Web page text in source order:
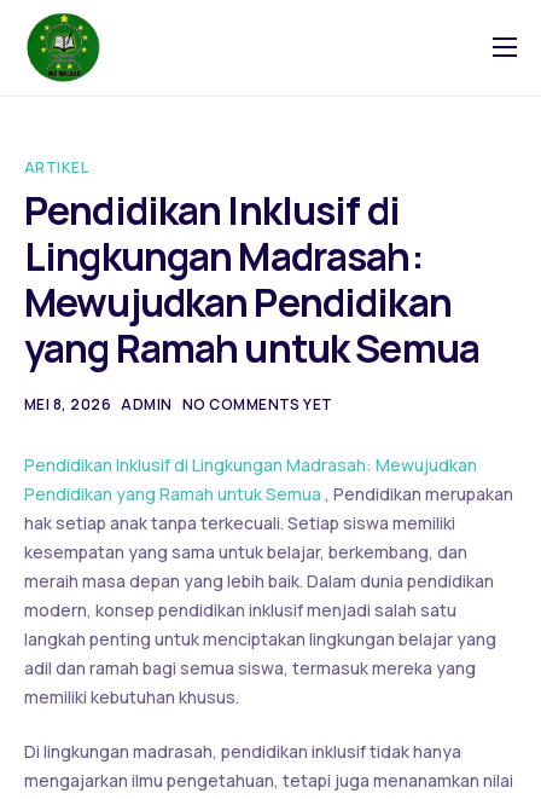
Tentang
Kontak
ARTIKEL
Pendidikan Inklusif di
Lingkungan Madrasah:
Mewujudkan Pendidikan
yang Ramah untuk Semua
MEI 8, 2026 ADMIN NO COMMENTS YET
Pendidikan Inklusif di Lingkungan Madrasah: Mewujudkan
Pendidikan yang Ramah untuk Semua , Pendidikan merupakan
hak setiap anak tanpa terkecuali. Setiap siswa memiliki
kesempatan yang sama untuk belajar, berkembang, dan
meraih masa depan yang lebih baik. Dalam dunia pendidikan
modern, konsep pendidikan inklusif menjadi salah satu
langkah penting untuk menciptakan lingkungan belajar yang
adil dan ramah bagi semua siswa, termasuk mereka yang
memiliki kebutuhan khusus.
Di lingkungan madrasah, pendidikan inklusif tidak hanya
mengajarkan ilmu pengetahuan, tetapi juga menanamkan nilai